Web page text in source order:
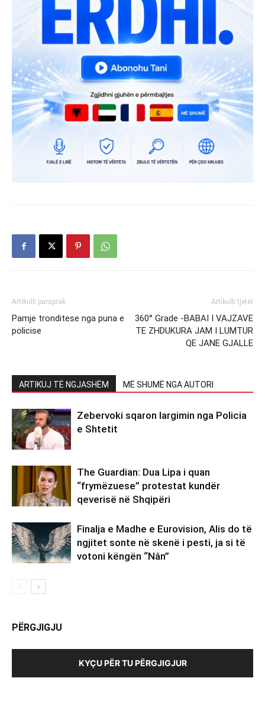
Artikulli paraprak
Pamje tronditese nga puna e
policise
Artikulli tjetër
360° Grade -BABAI I VAJZAVE
TE ZHDUKURA JAM I LUMTUR
QE JANE GJALLE
ARTIKUJ TË NGJASHËM MË SHUMË NGA AUTORI
Zebervoki sqaron largimin nga Policia
e Shtetit
The Guardian: Dua Lipa i quan
“frymëzuese” protestat kundër
qeverisë në Shqipëri
Finalja e Madhe e Eurovision, Alis do të
ngjitet sonte në skenë i pesti, ja si të
votoni këngën “Nân”
PËRGJIGJU
KYÇU PËR TU PËRGJIGJUR